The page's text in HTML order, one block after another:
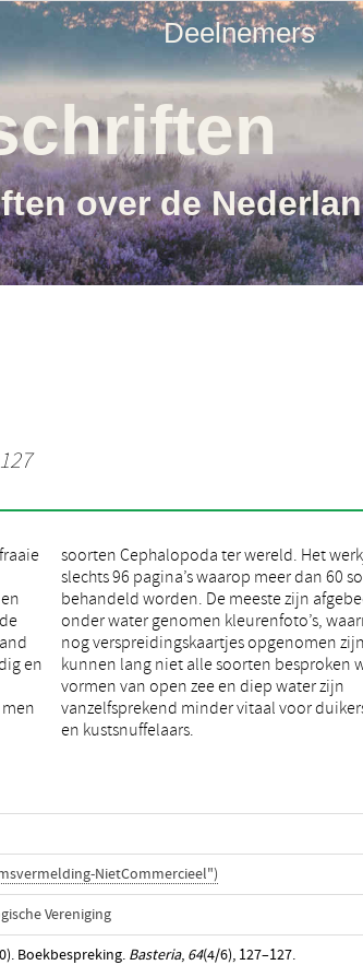
Deelnemers
over de
en
en kustsnuffelaars.
NietCommercieel")
Vereniging
Boekbespreking. Basteria, 64(4/6), 127–127.